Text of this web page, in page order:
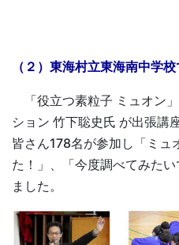
（２）東海村立東海南中学
「役立つ素粒子 ミュオン
ション 竹下聡史氏 が出張講
皆さん178名が参加し「ミュ
た！」、「今度調べてみた
ました。